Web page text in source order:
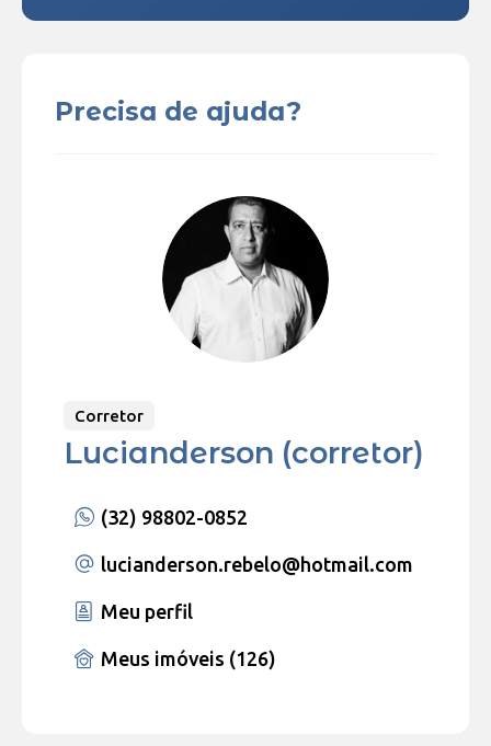
Precisa de ajuda?
Corretor
Lucianderson (corretor)
(32) 98802-0852
lucianderson.rebelo@hotmail.com
Meu perfil
Meus imóveis (126)